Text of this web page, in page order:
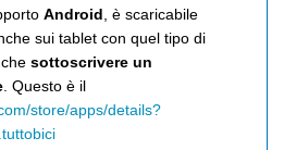
Android , è scaricabile
sui tablet con quel tipo di
sottoscrivere un
. Questo è il
store/apps/details?